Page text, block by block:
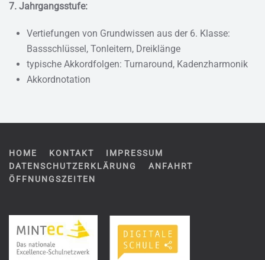
7. Jahrgangsstufe:
Vertiefungen von Grundwissen aus der 6. Klasse:
Bassschlüssel, Tonleitern, Dreiklänge
typische Akkordfolgen: Turnaround, Kadenzharmonik
Akkordnotation
HOME KONTAKT
IMPRESSUM
DATENSCHUTZERKLÄRUNG
ANFAHRT
ÖFFNUNGSZEITEN